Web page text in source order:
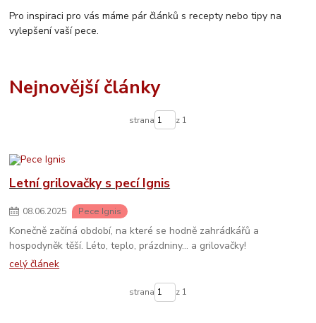
Pro inspiraci pro vás máme pár článků s recepty nebo tipy na
vylepšení vaší pece.
Nejnovější články
strana z 1
Letní grilovačky s pecí Ignis
08.06.2025 Pece Ignis
Konečně začíná období, na které se hodně zahrádkářů a
hospodyněk těší. Léto, teplo, prázdniny… a grilovačky!
celý článek
strana z 1